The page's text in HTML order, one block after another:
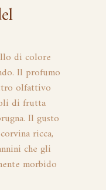
di colore
Il profumo
olfattivo
di frutta
Il gusto
ricca,
che gli
morbido